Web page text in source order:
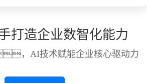
打造企业数智化能力
，AI技术赋能企业核心驱动力